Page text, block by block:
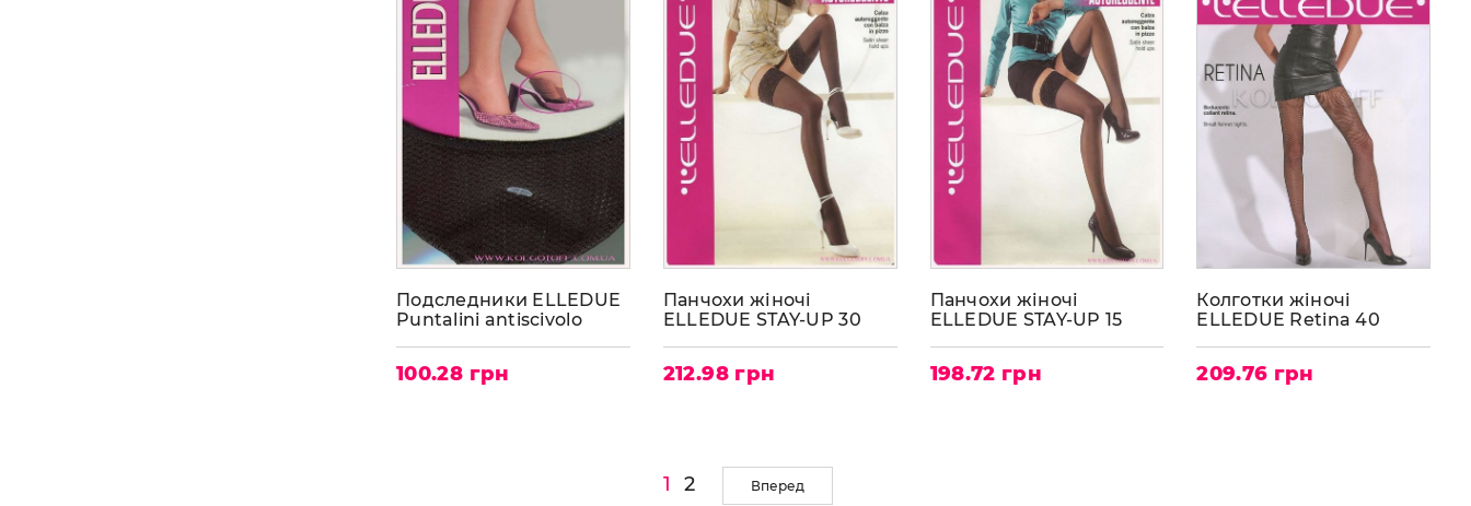
Подследники ELLEDUE
Puntalini antiscivolo
100.28 грн
Панчохи жіночі
ELLEDUE STAY-UP 30
212.98 грн
Панчохи жіночі
ELLEDUE STAY-UP 15
198.72 грн
Колготки жіночі
ELLEDUE Retina 40
209.76 грн
1 2 Вперед